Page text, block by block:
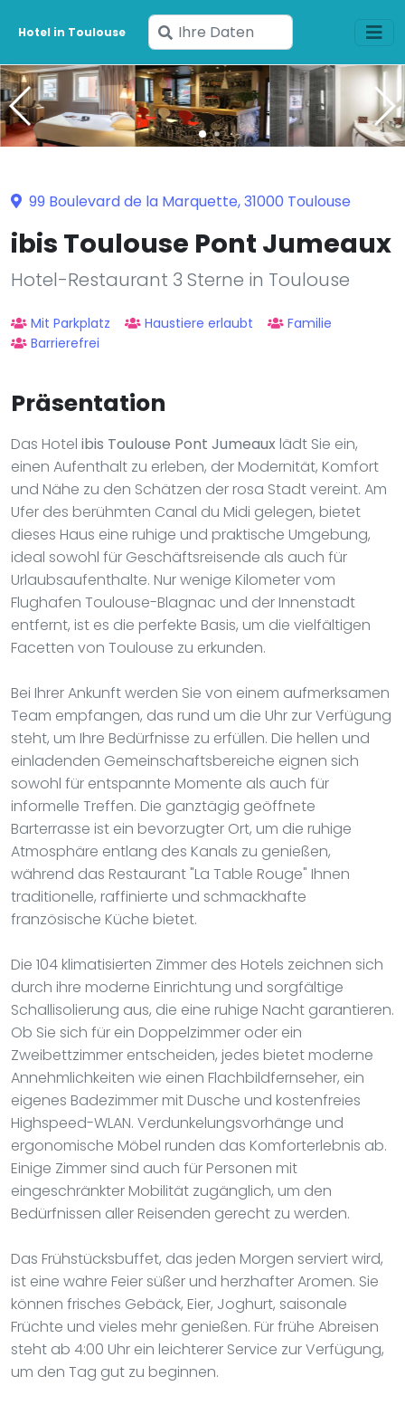
Hotel in Toulouse
Geben
Sie
Ihre
Daten
ein
99 Boulevard de la Marquette, 31000 Toulouse
ibis Toulouse Pont Jumeaux
Hotel-Restaurant 3 Sterne in Toulouse
Mit Parkplatz Haustiere erlaubt
Familie
Barrierefrei
Präsentation
Das Hotel ibis Toulouse Pont Jumeaux lädt Sie ein,
einen Aufenthalt zu erleben, der Modernität, Komfort
und Nähe zu den Schätzen der rosa Stadt vereint. Am
Ufer des berühmten Canal du Midi gelegen, bietet
dieses Haus eine ruhige und praktische Umgebung,
ideal sowohl für Geschäftsreisende als auch für
Urlaubsaufenthalte. Nur wenige Kilometer vom
Flughafen Toulouse-Blagnac und der Innenstadt
entfernt, ist es die perfekte Basis, um die vielfältigen
Facetten von Toulouse zu erkunden.
Bei Ihrer Ankunft werden Sie von einem aufmerksamen
Team empfangen, das rund um die Uhr zur Verfügung
steht, um Ihre Bedürfnisse zu erfüllen. Die hellen und
einladenden Gemeinschaftsbereiche eignen sich
sowohl für entspannte Momente als auch für
informelle Treffen. Die ganztägig geöffnete
Barterrasse ist ein bevorzugter Ort, um die ruhige
Atmosphäre entlang des Kanals zu genießen,
während das Restaurant "La Table Rouge" Ihnen
traditionelle, raffinierte und schmackhafte
französische Küche bietet.
Die 104 klimatisierten Zimmer des Hotels zeichnen sich
durch ihre moderne Einrichtung und sorgfältige
Schallisolierung aus, die eine ruhige Nacht garantieren.
Ob Sie sich für ein Doppelzimmer oder ein
Zweibettzimmer entscheiden, jedes bietet moderne
Annehmlichkeiten wie einen Flachbildfernseher, ein
eigenes Badezimmer mit Dusche und kostenfreies
Highspeed-WLAN. Verdunkelungsvorhänge und
ergonomische Möbel runden das Komforterlebnis ab.
Einige Zimmer sind auch für Personen mit
eingeschränkter Mobilität zugänglich, um den
Bedürfnissen aller Reisenden gerecht zu werden.
Das Frühstücksbuffet, das jeden Morgen serviert wird,
ist eine wahre Feier süßer und herzhafter Aromen. Sie
können frisches Gebäck, Eier, Joghurt, saisonale
Früchte und vieles mehr genießen. Für frühe Abreisen
steht ab 4:00 Uhr ein leichterer Service zur Verfügung,
um den Tag gut zu beginnen.